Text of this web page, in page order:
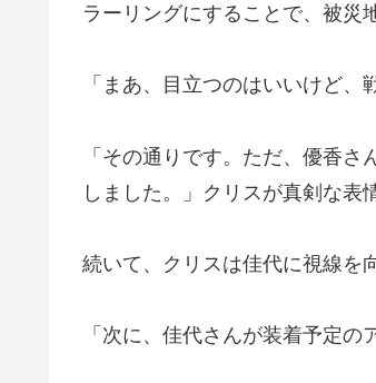
ラーリングにすることで、被災
「まあ、目立つのはいいけど
「その通りです。ただ、優香
しました。」クリスが真剣な表
続いて、クリスは佳代に視線を
「次に、佳代さんが装着予定の